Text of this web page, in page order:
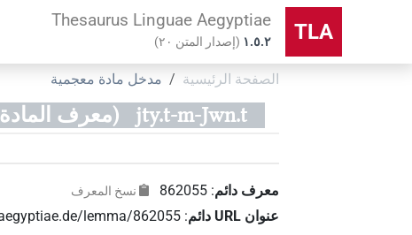
TLA
Thesaurus Linguae Aegyptiae
۱.٥.٢ (إصدار المتن ٢٠)
الصفحة الرئيسية مدخل مادة معجمية
jty.t-m-Jwn.t (معرف المادة
معرف دائم:
862055 نسخ المعرف
عنوان‏ ‏URL‏ دائم :
lemma/862055